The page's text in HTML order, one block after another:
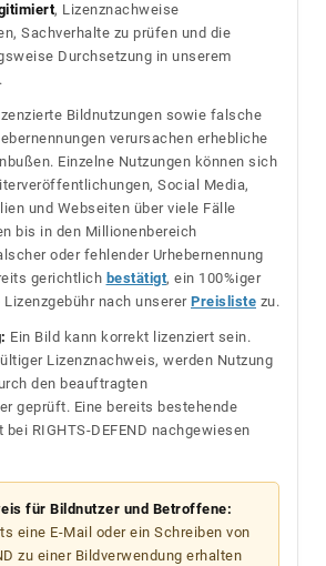
, Lizenznachweise
Sachverhalte zu prüfen und die
Durchsetzung in unserem
Bildnutzungen sowie falsche
verursachen erhebliche
Einzelne Nutzungen können sich
Social Media,
und Webseiten über viele Fälle
bis in den Millionenbereich
oder fehlender Urhebernennung
gerichtlich bestätigt, ein 100%iger
nach unserer Preisliste zu.
Ein Bild kann korrekt lizenziert sein.
Lizenznachweis, werden Nutzung
den beauftragten
geprüft. Eine bereits bestehende
RIGHTS-DEFEND nachgewiesen
für Bildnutzer und Betroffene:
eine E-Mail oder ein Schreiben von
zu einer Bildverwendung erhalten